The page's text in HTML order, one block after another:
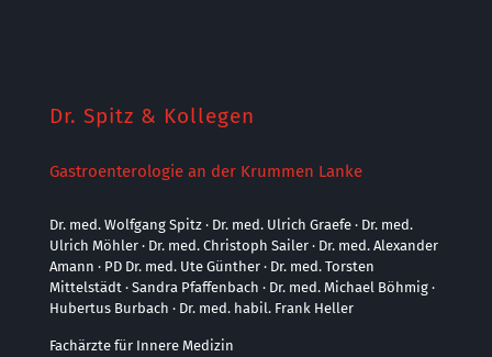
Dr. Spitz & Kollegen
Gastroenterologie an der Krummen Lanke
Dr. med. Wolfgang Spitz · Dr. med. Ulrich Graefe · Dr. med.
Ulrich Möhler · Dr. med. Christoph Sailer · Dr. med. Alexander
Amann · PD Dr. med. Ute Günther · Dr. med. Torsten
Mittelstädt · Sandra Pfaffenbach · Dr. med. Michael Böhmig ·
Hubertus Burbach · Dr. med. habil. Frank Heller
Fachärzte für Innere Medizin